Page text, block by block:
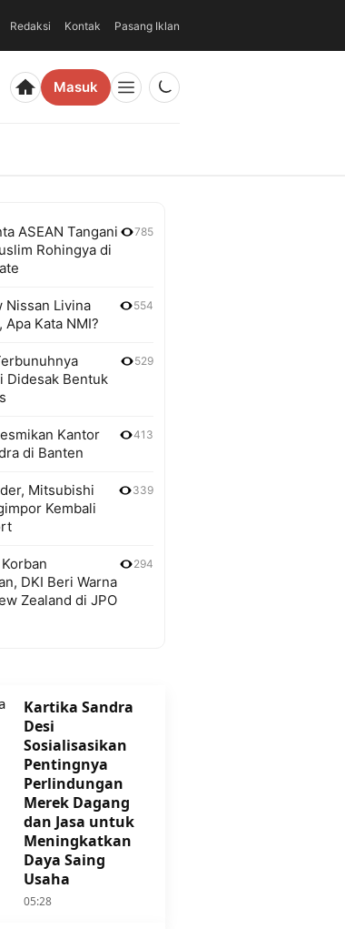
Redaksi Kontak Pasang Iklan
Masuk
ASEAN Tangani
Rohingya di
785
Nissan Livina
Kata NMI?
554
Didesak Bentuk
529
Kantor
di Banten
413
Mitsubishi
Kembali
339
DKI Beri Warna
Zealand di JPO
294
Kartika Sandra
Desi
Sosialisasikan
Pentingnya
Perlindungan
Merek Dagang
dan Jasa untuk
Meningkatkan
Daya Saing
Usaha
05:28